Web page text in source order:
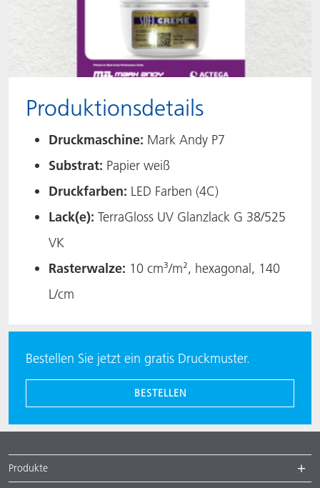
Produktionsdetails
Druckmaschine: Mark Andy P7 ​
Substrat: Papier weiß​
Druckfarben: LED Farben (4C)​
Lack(e): TerraGloss UV Glanzlack G 38/525
VK ​
Rasterwalze: 10 cm³/m², hexagonal, 140
L/cm​
Bestellen Sie jetzt ein gratis Druckmuster.
BESTELLEN
Produkte